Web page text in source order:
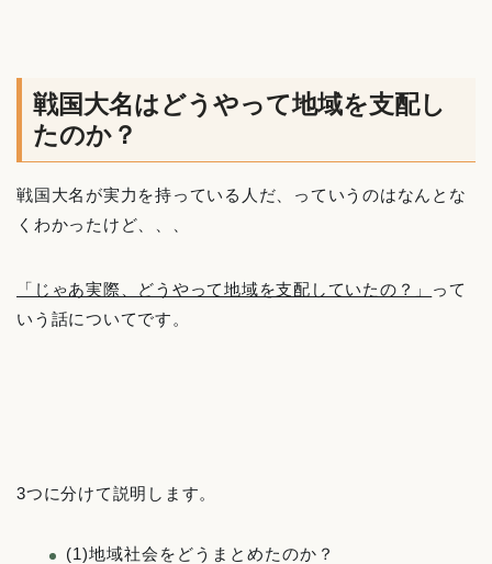
戦国大名はどうやって地域を支配し
たのか？
戦国大名が実力を持っている人だ、っていうのはなんとな
くわかったけど、、、
「じゃあ実際、どうやって地域を支配していたの？」
って
いう話についてです。
3つに分けて説明します。
(1)地域社会をどうまとめたのか？